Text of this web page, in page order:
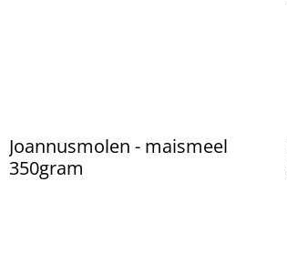
Joannusmolen - maismeel
350gram